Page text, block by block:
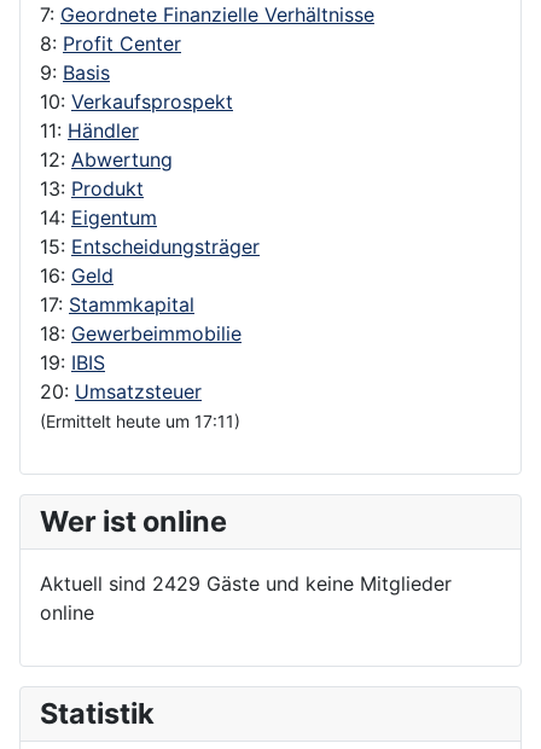
7: Geordnete Finanzielle Verhältnisse
8: Profit Center
9: Basis
10: Verkaufsprospekt
11: Händler
12: Abwertung
13: Produkt
14: Eigentum
15: Entscheidungsträger
16: Geld
17: Stammkapital
18: Gewerbeimmobilie
19: IBIS
20: Umsatzsteuer
(Ermittelt heute um 17:11)
Wer ist online
Aktuell sind 2429 Gäste und keine Mitglieder
online
Statistik